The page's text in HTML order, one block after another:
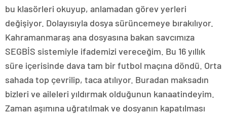
bu klasörleri okuyup, anlamadan görev yerleri
değişiyor. Dolayısıyla dosya sürüncemeye bırakılıyor.
Kahramanmaraş ana dosyasına bakan savcımıza
SEGBİS sistemiyle ifademizi vereceğim. Bu 16 yıllık
süre içerisinde dava tam bir futbol maçına döndü. Orta
sahada top çevrilip, taca atılıyor. Buradan maksadın
bizleri ve aileleri yıldırmak olduğunun kanaatindeyim.
Zaman aşımına uğratılmak ve dosyanın kapatılması